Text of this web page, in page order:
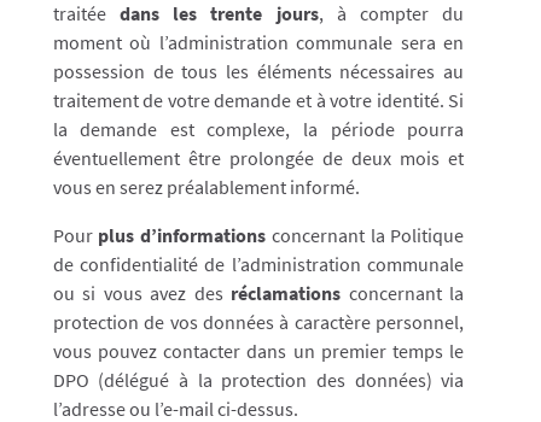
traitée dans les trente jours, à compter du
moment où l’administration communale sera en
possession de tous les éléments nécessaires au
traitement de votre demande et à votre identité. Si
la demande est complexe, la période pourra
éventuellement être prolongée de deux mois et
vous en serez préalablement informé.
Pour plus d’informations concernant la Politique
de confidentialité de l’administration communale
ou si vous avez des réclamations concernant la
protection de vos données à caractère personnel,
vous pouvez contacter dans un premier temps le
DPO (délégué à la protection des données) via
l’adresse ou l’e-mail ci-dessus.